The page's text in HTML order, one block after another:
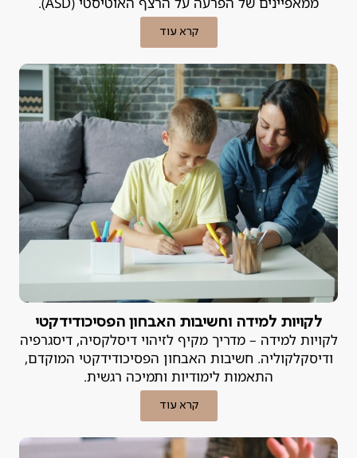
קרא עוד
לקויות למידה וחשיבות האבחון הפסיכודידקטי
לקויות למידה – מדריך מקיף לזיהוי דיסלקסיה, דיסגרפיה
ודיסקלקוליה. חשיבות האבחון הפסיכודידקטי המוקדם,
התאמות לימודיות ותמיכה רגשית.
קרא עוד